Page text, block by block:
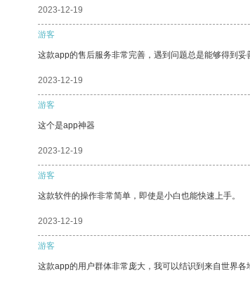
2023-12-19
游客
这款app的售后服务非常完善，遇到问题总是能够得到妥
2023-12-19
游客
这个是app神器
2023-12-19
游客
这款软件的操作非常简单，即使是小白也能快速上手。
2023-12-19
游客
这款app的用户群体非常庞大，我可以结识到来自世界各